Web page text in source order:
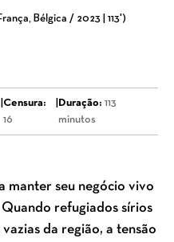
Bélgica / 2023 | 113')
Censura:
16
Duração: 113
minutos
manter seu negócio vivo
refugiados sírios
da região, a tensão